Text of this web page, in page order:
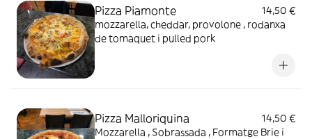
Pizza Piamonte
14,50 €
mozzarella, cheddar, provolone , rodanxa
de tomaquet i pulled pork
Pizza Malloriquina
14,50 €
Mozzarella , Sobrassada , Formatge Brie i